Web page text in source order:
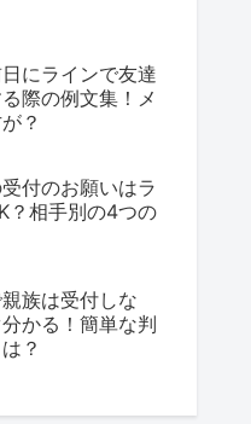
にラインで友達
際の例文集！メ
？
付のお願いはラ
？相手別の4つの
族は受付しな
かる！簡単な判
？